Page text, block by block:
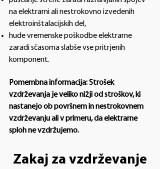
na elektrarni ali nestrokovno izvedenih
elektroinštalacijskih del,
hude vremenske poškodbe elektrarne
zaradi sčasoma slabše vse pritrjenih
komponent.
Pomembna informacija: Strošek
vzdrževanja je veliko nižji od stroškov, ki
nastanejo ob površnem in nestrokovnem
vzdrževanju ali v primeru, da elektrarne
sploh ne vzdržujemo.
Zakaj za vzdrževanje